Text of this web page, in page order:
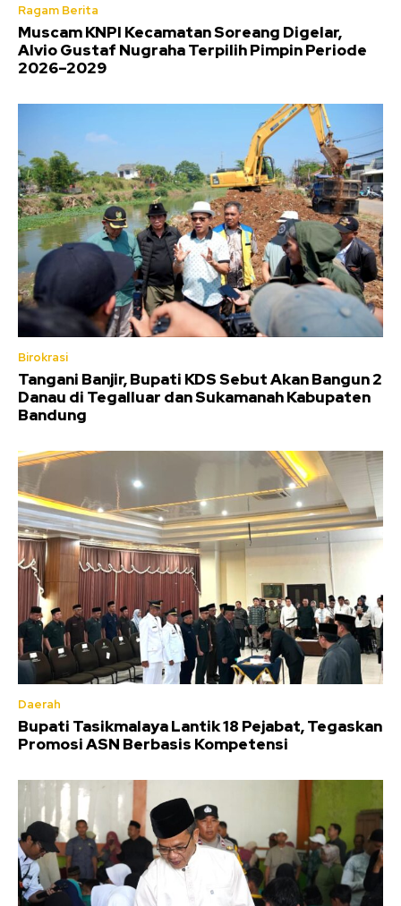
Ragam Berita
Muscam KNPI Kecamatan Soreang Digelar,
Alvio Gustaf Nugraha Terpilih Pimpin Periode
2026–2029
Birokrasi
Tangani Banjir, Bupati KDS Sebut Akan Bangun 2
Danau di Tegalluar dan Sukamanah Kabupaten
Bandung
Daerah
Bupati Tasikmalaya Lantik 18 Pejabat, Tegaskan
Promosi ASN Berbasis Kompetensi